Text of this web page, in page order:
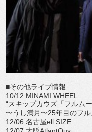
■その他ライブ情報
10/12 MINAMI WHEEL
“スキップカウズ「フルム
〜うし満月〜25年目のフル
12/06 名古屋ell.SIZE